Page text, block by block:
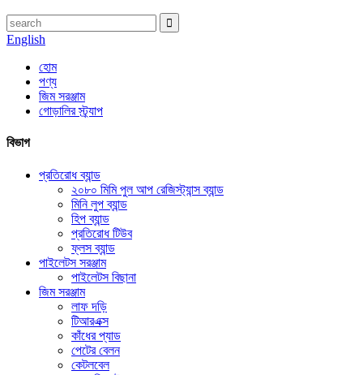
English
হোম
পণ্য
জিম সরঞ্জাম
গোড়ালির স্ট্র্যাপ
বিভাগ
প্রতিরোধ ব্যান্ড
২০৮০ মিমি পুল আপ রেজিস্ট্যান্স ব্যান্ড
মিনি লুপ ব্যান্ড
হিপ ব্যান্ড
প্রতিরোধ টিউব
ফ্লস ব্যান্ড
পাইলেটস সরঞ্জাম
পাইলেটস বিছানা
জিম সরঞ্জাম
লাফ দড়ি
টিআরএক্স
কাঁধের প্যাড
পেটের বেলন
কেটলবেল